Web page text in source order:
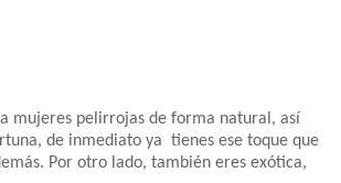
mujeres pelirrojas de forma natural, así
de inmediato ya tienes ese toque que
Por otro lado, también eres exótica,